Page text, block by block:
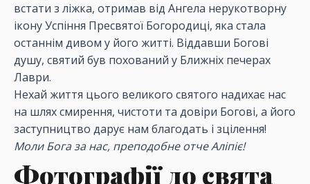
встати з ліжка, отримав від Ангела нерукотворну
ікону Успіння Пресвятої Богородиці, яка стала
останнім дивом у його житті. Віддавши Богові
душу, святий був похований у Ближніх печерах
Лаври.
Нехай життя цього великого святого надихає нас
на шлях смирення, чистоти та довіри Богові, а його
заступництво дарує нам благодать і зцілення!
Моли Бога за нас, преподобне отче Аліпіє!
Фотографії до свята